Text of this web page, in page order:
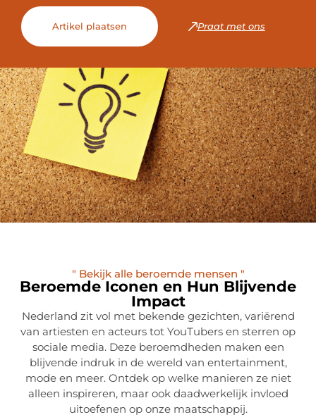
Artikel plaatsen Praat met ons
" Bekijk alle beroemde mensen "
Beroemde Iconen en Hun Blijvende
Impact
Nederland zit vol met bekende gezichten, variërend
van artiesten en acteurs tot YouTubers en sterren op
sociale media. Deze beroemdheden maken een
blijvende indruk in de wereld van entertainment,
mode en meer. Ontdek op welke manieren ze niet
alleen inspireren, maar ook daadwerkelijk invloed
uitoefenen op onze maatschappij.